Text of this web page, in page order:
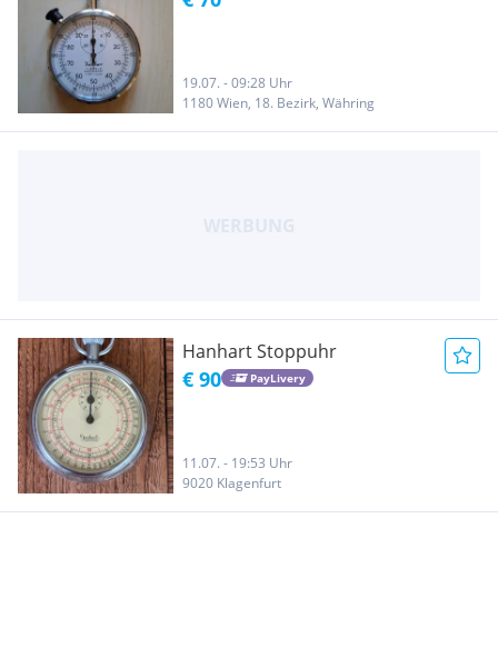
19.07. - 09:28 Uhr
1180 Wien, 18. Bezirk, Währing
Hanhart Stoppuhr
€ 90 PayLivery
11.07. - 19:53 Uhr
9020 Klagenfurt